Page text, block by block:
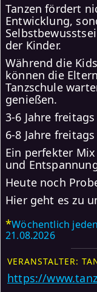
Tanzen fördert
Entwicklung,
der Kinder.
Während die
können die
Tanzschule
genießen.
3-6 Jahre
6-8 Jahre
Ein perfekter
und
Heute noch
Hier geht es zu
*Wöchentlich
21.08.2026
VERANSTALTER:
https://